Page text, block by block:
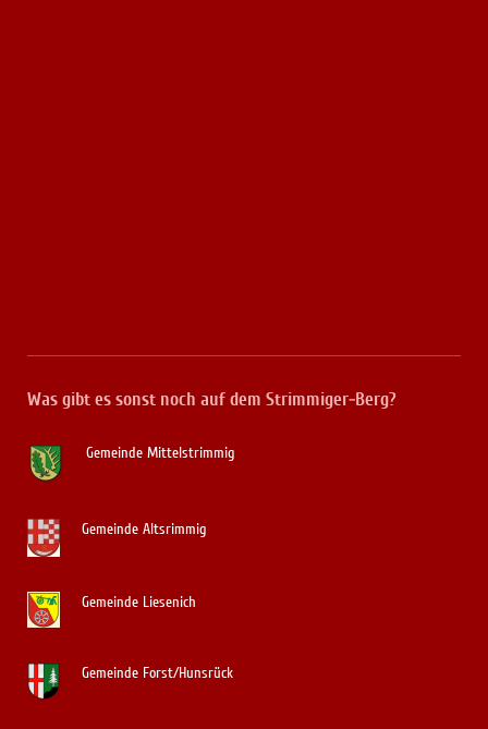
Was gibt es sonst noch auf dem Strimmiger-Berg?
Gemeinde Mittelstrimmig
Gemeinde Altsrimmig
Gemeinde Liesenich
Gemeinde Forst/Hunsrück